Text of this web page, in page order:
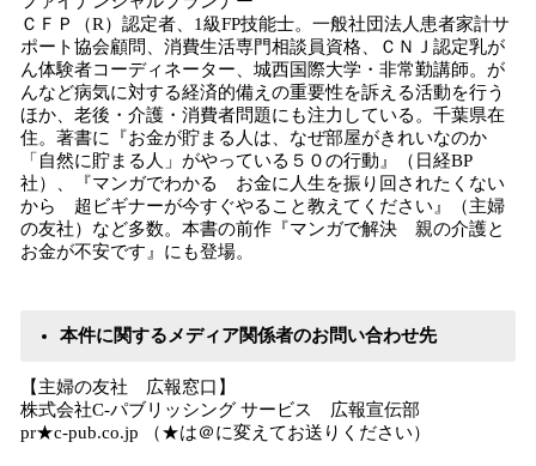
ＣＦＰ（R）認定者、1級FP技能士。一般社団法人患者家計サ
ポート協会顧問、消費生活専門相談員資格、ＣＮＪ認定乳が
ん体験者コーディネーター、城西国際大学・非常勤講師。が
んなど病気に対する経済的備えの重要性を訴える活動を行う
ほか、老後・介護・消費者問題にも注力している。千葉県在
住。著書に『お金が貯まる人は、なぜ部屋がきれいなのか
「自然に貯まる人」がやっている５０の行動』（日経BP
社）、『マンガでわかる お金に人生を振り回されたくない
から 超ビギナーが今すぐやること教えてください』（主婦
の友社）など多数。本書の前作『マンガで解決 親の介護と
お金が不安です』にも登場。
本件に関するメディア関係者のお問い合わせ先
【主婦の友社 広報窓口】
株式会社C-パブリッシング サービス 広報宣伝部
pr★c-pub.co.jp （★は＠に変えてお送りください）